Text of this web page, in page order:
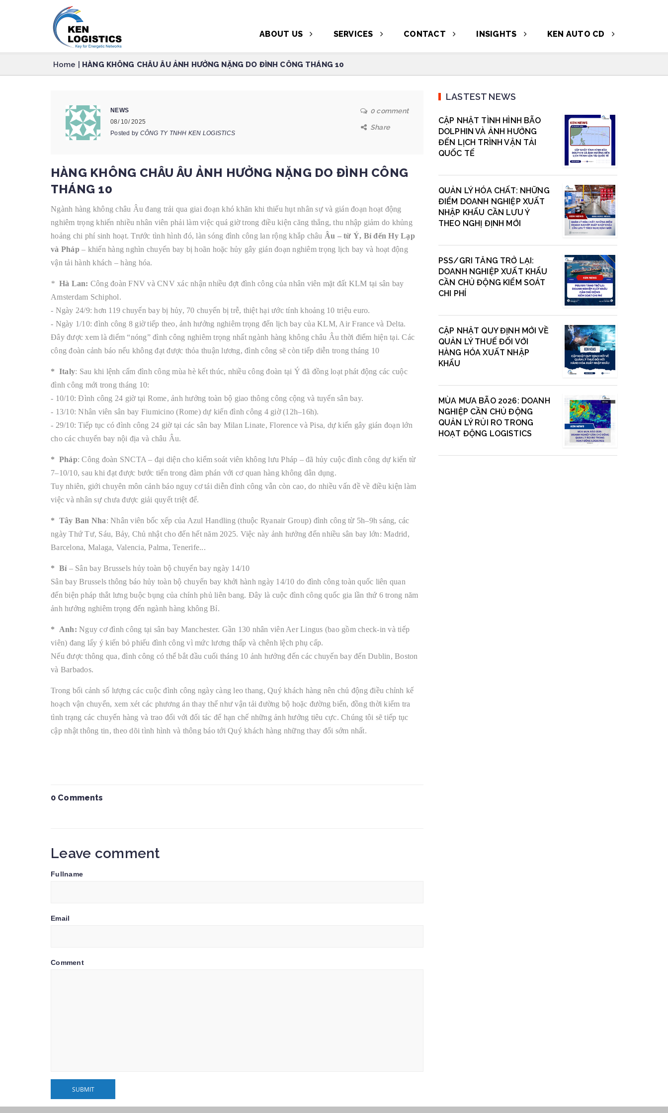
ABOUT US SERVICES CONTACT INSIGHTS KEN AUTO CD
Home HÀNG KHÔNG CHÂU ÂU ẢNH HƯỞNG NẶNG DO ĐÌNH CÔNG THÁNG 10
NEWS
08/ 10/ 2025
Posted by CÔNG TY TNHH KEN LOGISTICS
0 comment
Share
HÀNG KHÔNG CHÂU ÂU ẢNH HƯỞNG NẶNG DO ĐÌNH CÔNG
THÁNG 10
Ngành hàng không châu Âu đang trải qua giai đoạn khó khăn khi thiếu hụt nhân sự và gián đoạn hoạt động
nghiêm trọng khiến nhiều nhân viên phải làm việc quá giờ trong điều kiện căng thẳng, thu nhập giảm do khủng
hoảng chi phí sinh hoạt. Trước tình hình đó, làn sóng đình công lan rộng khắp châu Âu – từ Ý, Bỉ đến Hy Lạp
và Pháp – khiến hàng nghìn chuyến bay bị hoãn hoặc hủy gây gián đoạn nghiêm trọng lịch bay và hoạt động
vận tải hành khách – hàng hóa.
* Hà Lan: Công đoàn FNV và CNV xác nhận nhiều đợt đình công của nhân viên mặt đất KLM tại sân bay
Amsterdam Schiphol.
- Ngày 24/9: hơn 119 chuyến bay bị hủy, 70 chuyến bị trễ, thiệt hại ước tính khoảng 10 triệu euro.
- Ngày 1/10: đình công 8 giờ tiếp theo, ảnh hưởng nghiêm trọng đến lịch bay của KLM, Air France và Delta.
Đây được xem là điểm “nóng” đình công nghiêm trọng nhất ngành hàng không châu Âu thời điểm hiện tại. Các
công đoàn cảnh báo nếu không đạt được thỏa thuận lương, đình công sẽ còn tiếp diễn trong tháng 10
* Italy: Sau khi lệnh cấm đình công mùa hè kết thúc, nhiều công đoàn tại Ý đã đồng loạt phát động các cuộc
đình công mới trong tháng 10:
- 10/10: Đình công 24 giờ tại Rome, ảnh hưởng toàn bộ giao thông công cộng và tuyến sân bay.
- 13/10: Nhân viên sân bay Fiumicino (Rome) dự kiến đình công 4 giờ (12h–16h).
- 29/10: Tiếp tục có đình công 24 giờ tại các sân bay Milan Linate, Florence và Pisa, dự kiến gây gián đoạn lớn
cho các chuyến bay nội địa và châu Âu.
* Pháp: Công đoàn SNCTA – đại diện cho kiểm soát viên không lưu Pháp – đã hủy cuộc đình công dự kiến từ
7–10/10, sau khi đạt được bước tiến trong đàm phán với cơ quan hàng không dân dụng.
Tuy nhiên, giới chuyên môn cảnh báo nguy cơ tái diễn đình công vẫn còn cao, do nhiều vấn đề về điều kiện làm
việc và nhân sự chưa được giải quyết triệt để.
* Tây Ban Nha: Nhân viên bốc xếp của Azul Handling (thuộc Ryanair Group) đình công từ 5h–9h sáng, các
ngày Thứ Tư, Sáu, Bảy, Chủ nhật cho đến hết năm 2025. Việc này ảnh hưởng đến nhiều sân bay lớn: Madrid,
Barcelona, Malaga, Valencia, Palma, Tenerife...
* Bỉ – Sân bay Brussels hủy toàn bộ chuyến bay ngày 14/10
Sân bay Brussels thông báo hủy toàn bộ chuyến bay khởi hành ngày 14/10 do đình công toàn quốc liên quan
đến biện pháp thắt lưng buộc bụng của chính phủ liên bang. Đây là cuộc đình công quốc gia lần thứ 6 trong năm
ảnh hưởng nghiêm trọng đến ngành hàng không Bỉ.
* Anh: Nguy cơ đình công tại sân bay Manchester. Gần 130 nhân viên Aer Lingus (bao gồm check-in và tiếp
viên) đang lấy ý kiến bỏ phiếu đình công vì mức lương thấp và chênh lệch phụ cấp.
Nếu được thông qua, đình công có thể bắt đầu cuối tháng 10 ảnh hưởng đến các chuyến bay đến Dublin, Boston
và Barbados.
Trong bối cảnh số lượng các cuộc đình công ngày càng leo thang, Quý khách hàng nên chủ động điều chỉnh kế
hoạch vận chuyển, xem xét các phương án thay thế như vận tải đường bộ hoặc đường biển, đồng thời kiểm tra
tình trạng các chuyến hàng và trao đổi với đối tác để hạn chế những ảnh hưởng tiêu cực. Chúng tôi sẽ tiếp tục
cập nhật thông tin, theo dõi tình hình và thông báo tới Quý khách hàng những thay đổi sớm nhất.
0 Comments
Leave comment
Fullname
Email
Comment
LASTEST NEWS
CẬP NHẬT TÌNH HÌNH BÃO
DOLPHIN VÀ ẢNH HƯỞNG
ĐẾN LỊCH TRÌNH VẬN TẢI
QUỐC TẾ
QUẢN LÝ HÓA CHẤT: NHỮNG
ĐIỂM DOANH NGHIỆP XUẤT
NHẬP KHẨU CẦN LƯU Ý
THEO NGHỊ ĐỊNH MỚI
PSS/GRI TĂNG TRỞ LẠI:
DOANH NGHIỆP XUẤT KHẨU
CẦN CHỦ ĐỘNG KIỂM SOÁT
CHI PHÍ
CẬP NHẬT QUY ĐỊNH MỚI VỀ
QUẢN LÝ THUẾ ĐỐI VỚI
HÀNG HÓA XUẤT NHẬP
KHẨU
MÙA MƯA BÃO 2026: DOANH
NGHIỆP CẦN CHỦ ĐỘNG
QUẢN LÝ RỦI RO TRONG
HOẠT ĐỘNG LOGISTICS